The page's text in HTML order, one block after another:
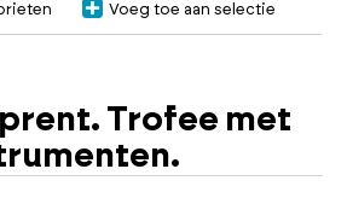
Voeg toe aan selectie
Trofee met